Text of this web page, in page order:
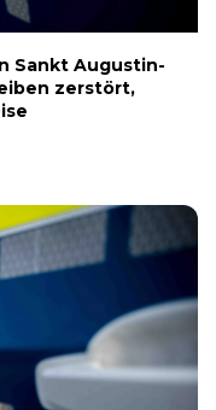
Sankt Augustin-
zerstört,